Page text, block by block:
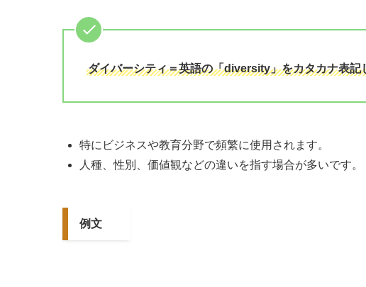
ダイバーシティ＝英語の「diversity」をカタカナ表記
特にビジネスや教育分野で頻繁に使用されます。
人種、性別、価値観などの違いを指す場合が多いです。
例文